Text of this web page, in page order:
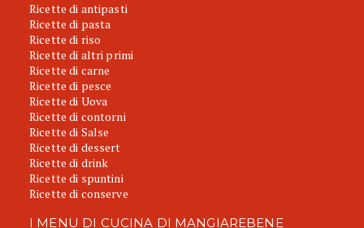
Ricette di antipasti
Ricette di pasta
Ricette di riso
Ricette di altri primi
Ricette di carne
Ricette di pesce
Ricette di Uova
Ricette di contorni
Ricette di Salse
Ricette di dessert
Ricette di drink
Ricette di spuntini
Ricette di conserve
I MENU DI CUCINA DI MANGIAREBENE